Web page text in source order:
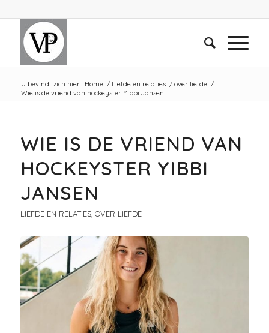
U bevindt zich hier: Home / Liefde en relaties / over liefde /
Wie is de vriend van hockeyster Yibbi Jansen
WIE IS DE VRIEND VAN
HOCKEYSTER YIBBI
JANSEN
LIEFDE EN RELATIES, OVER LIEFDE